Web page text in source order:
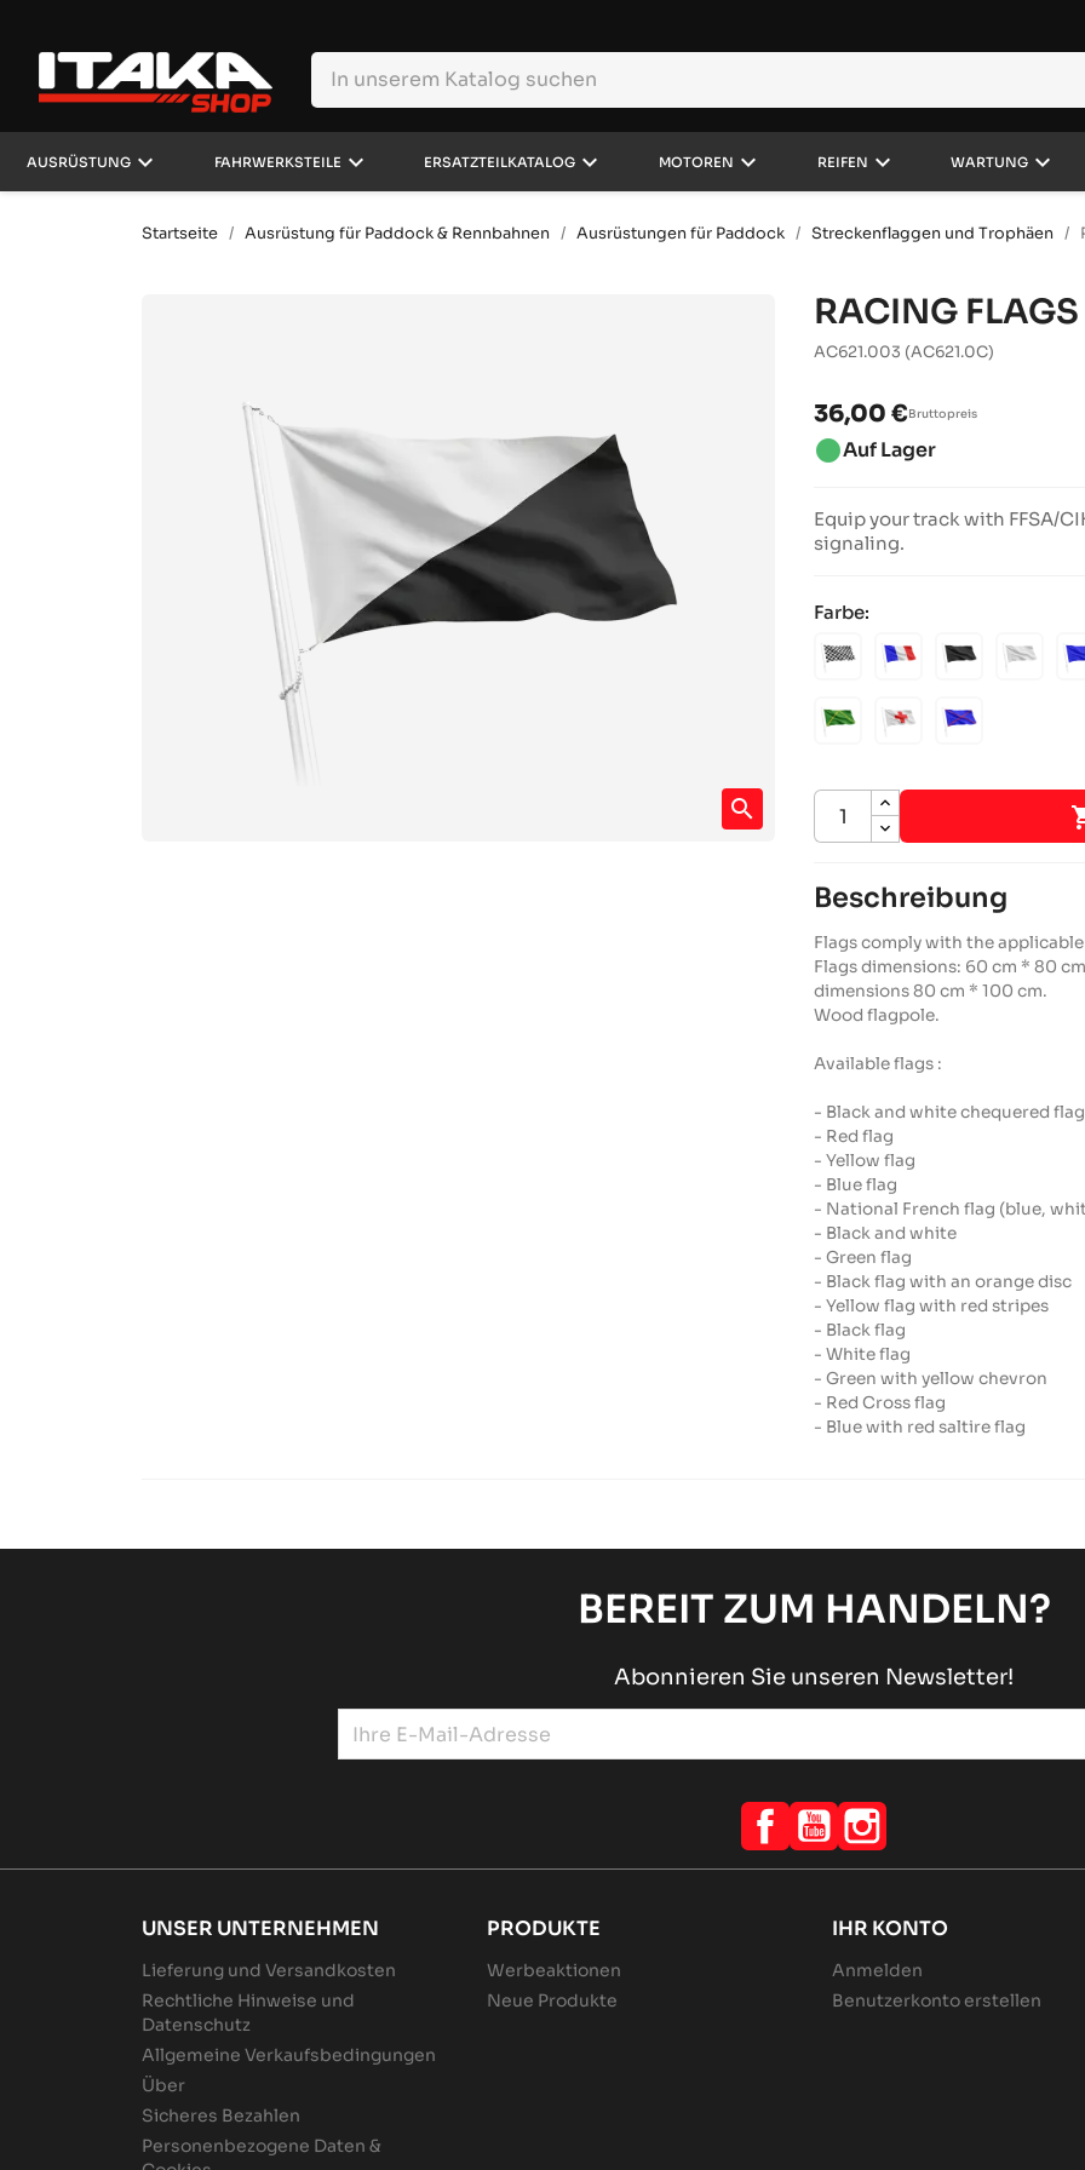
AUSRÜSTUNG keyboard_arrow_down FAHRWERKSTEILE keyboard_arrow_down ERSATZTEILKATALOG keyboard_arrow_down MOTOREN keyboard_arrow_down REIFEN keyboard_arrow_down WARTUNG keyboard_arrow_down
Startseite Ausrüstung für Paddock & Rennbahnen Ausrüstungen für Paddock Streckenflaggen und Trophäen
search
RACING FLAGS
AC621.003 (AC621.0C)
36,00 €Bruttopreis
brightness_1Auf Lager
Equip your track with FFSA/
signaling.
Farbe:
SCHACHBRETTMUSTER
BLAU,
ROT
SCHWARZWEISS
GRÜN
CHEVRON
WEISSBLAU
DIAGONALEN
Beschreibung
Flags comply with the
Flags dimensions: 60 cm * 80
dimensions 80 cm * 100 cm.
Wood flagpole.
Available flags :
- Black and white chequered flag
- Red flag
- Yellow flag
- Blue flag
- National French flag (blue,
- Black and white
- Green flag
- Black flag with an orange disc
- Yellow flag with red stripes
- Black flag
- White flag
- Green with yellow chevron
- Red Cross flag
- Blue with red saltire flag
BEREIT ZUM HANDELN?
Abonnieren Sie unseren Newsletter!
Facebook
YouTube
UNSER UNTERNEHMEN
Lieferung und Versandkosten
Rechtliche Hinweise und
Datenschutz
Allgemeine Verkaufsbedingungen
Über
Sicheres Bezahlen
Personenbezogene Daten &
PRODUKTE
Werbeaktionen
Neue Produkte
IHR KONTO
Anmelden
Benutzerkonto erstellen